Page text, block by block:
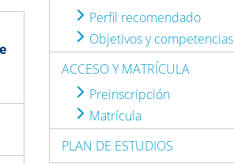
Perfil recomendado
Objetivos y competencias
ACCESO Y MATRÍCULA
Preinscripción
Matrícula
PLAN DE ESTUDIOS